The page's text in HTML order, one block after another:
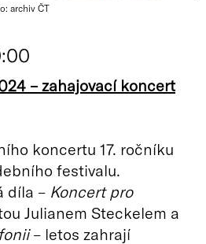
archiv ČT
– zahajovací koncert
koncertu 17. ročníku
festivalu.
díla – Koncert pro
Julianem Steckelem a
– letos zahrají